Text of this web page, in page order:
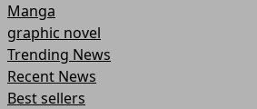
Manga
graphic novel
Trending News
Recent News
Best sellers